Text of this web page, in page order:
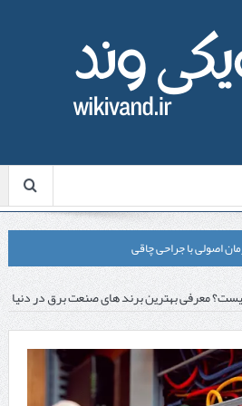
اصولی با جراحی چاقی
رولی؟ مقایسه لیزرهای واقعی با شبه‌ لیزر در
ماشین ظرفشویی وستینگهاوس این موارد را
معرفی بهترین برند های صنعت برق در دنیا